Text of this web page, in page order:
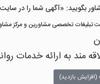
«آگهی شما را در سایت هزار مشاور
تبلیغات تخصصی مشاورین و مرکز
مند به ارائه خدمات
بازدید)